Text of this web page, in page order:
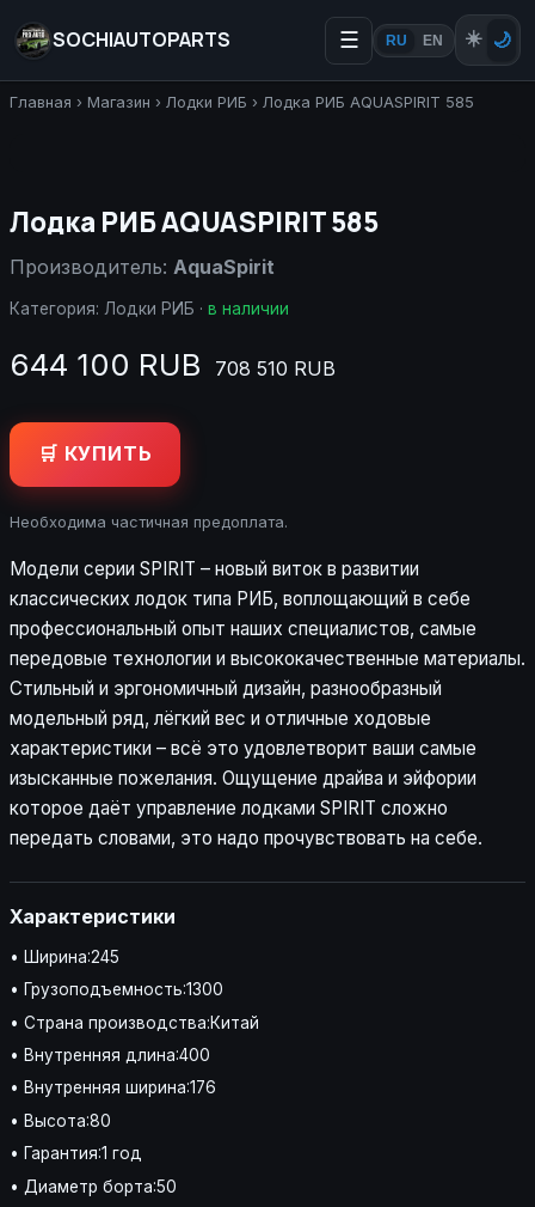
SOCHIAUTOPARTS ☰ RU EN ☀️ 🌙
Главная › Магазин › Лодки РИБ › Лодка РИБ AQUASPIRIT 585
Лодка РИБ AQUASPIRIT 585
Производитель: AquaSpirit
Категория: Лодки РИБ · в наличии
644 100 RUB 708 510 RUB
🛒 КУПИТЬ
Необходима частичная предоплата.
Модели серии SPIRIT – новый виток в развитии
классических лодок типа РИБ, воплощающий в себе
профессиональный опыт наших специалистов, самые
передовые технологии и высококачественные материалы.
Стильный и эргономичный дизайн, разнообразный
модельный ряд, лёгкий вес и отличные ходовые
характеристики – всё это удовлетворит ваши самые
изысканные пожелания. Ощущение драйва и эйфории
которое даёт управление лодками SPIRIT сложно
передать словами, это надо прочувствовать на себе.
Характеристики
• Ширина:245
• Грузоподъемность:1300
• Страна производства:Китай
• Внутренняя длина:400
• Внутренняя ширина:176
• Высота:80
• Гарантия:1 год
• Диаметр борта:50